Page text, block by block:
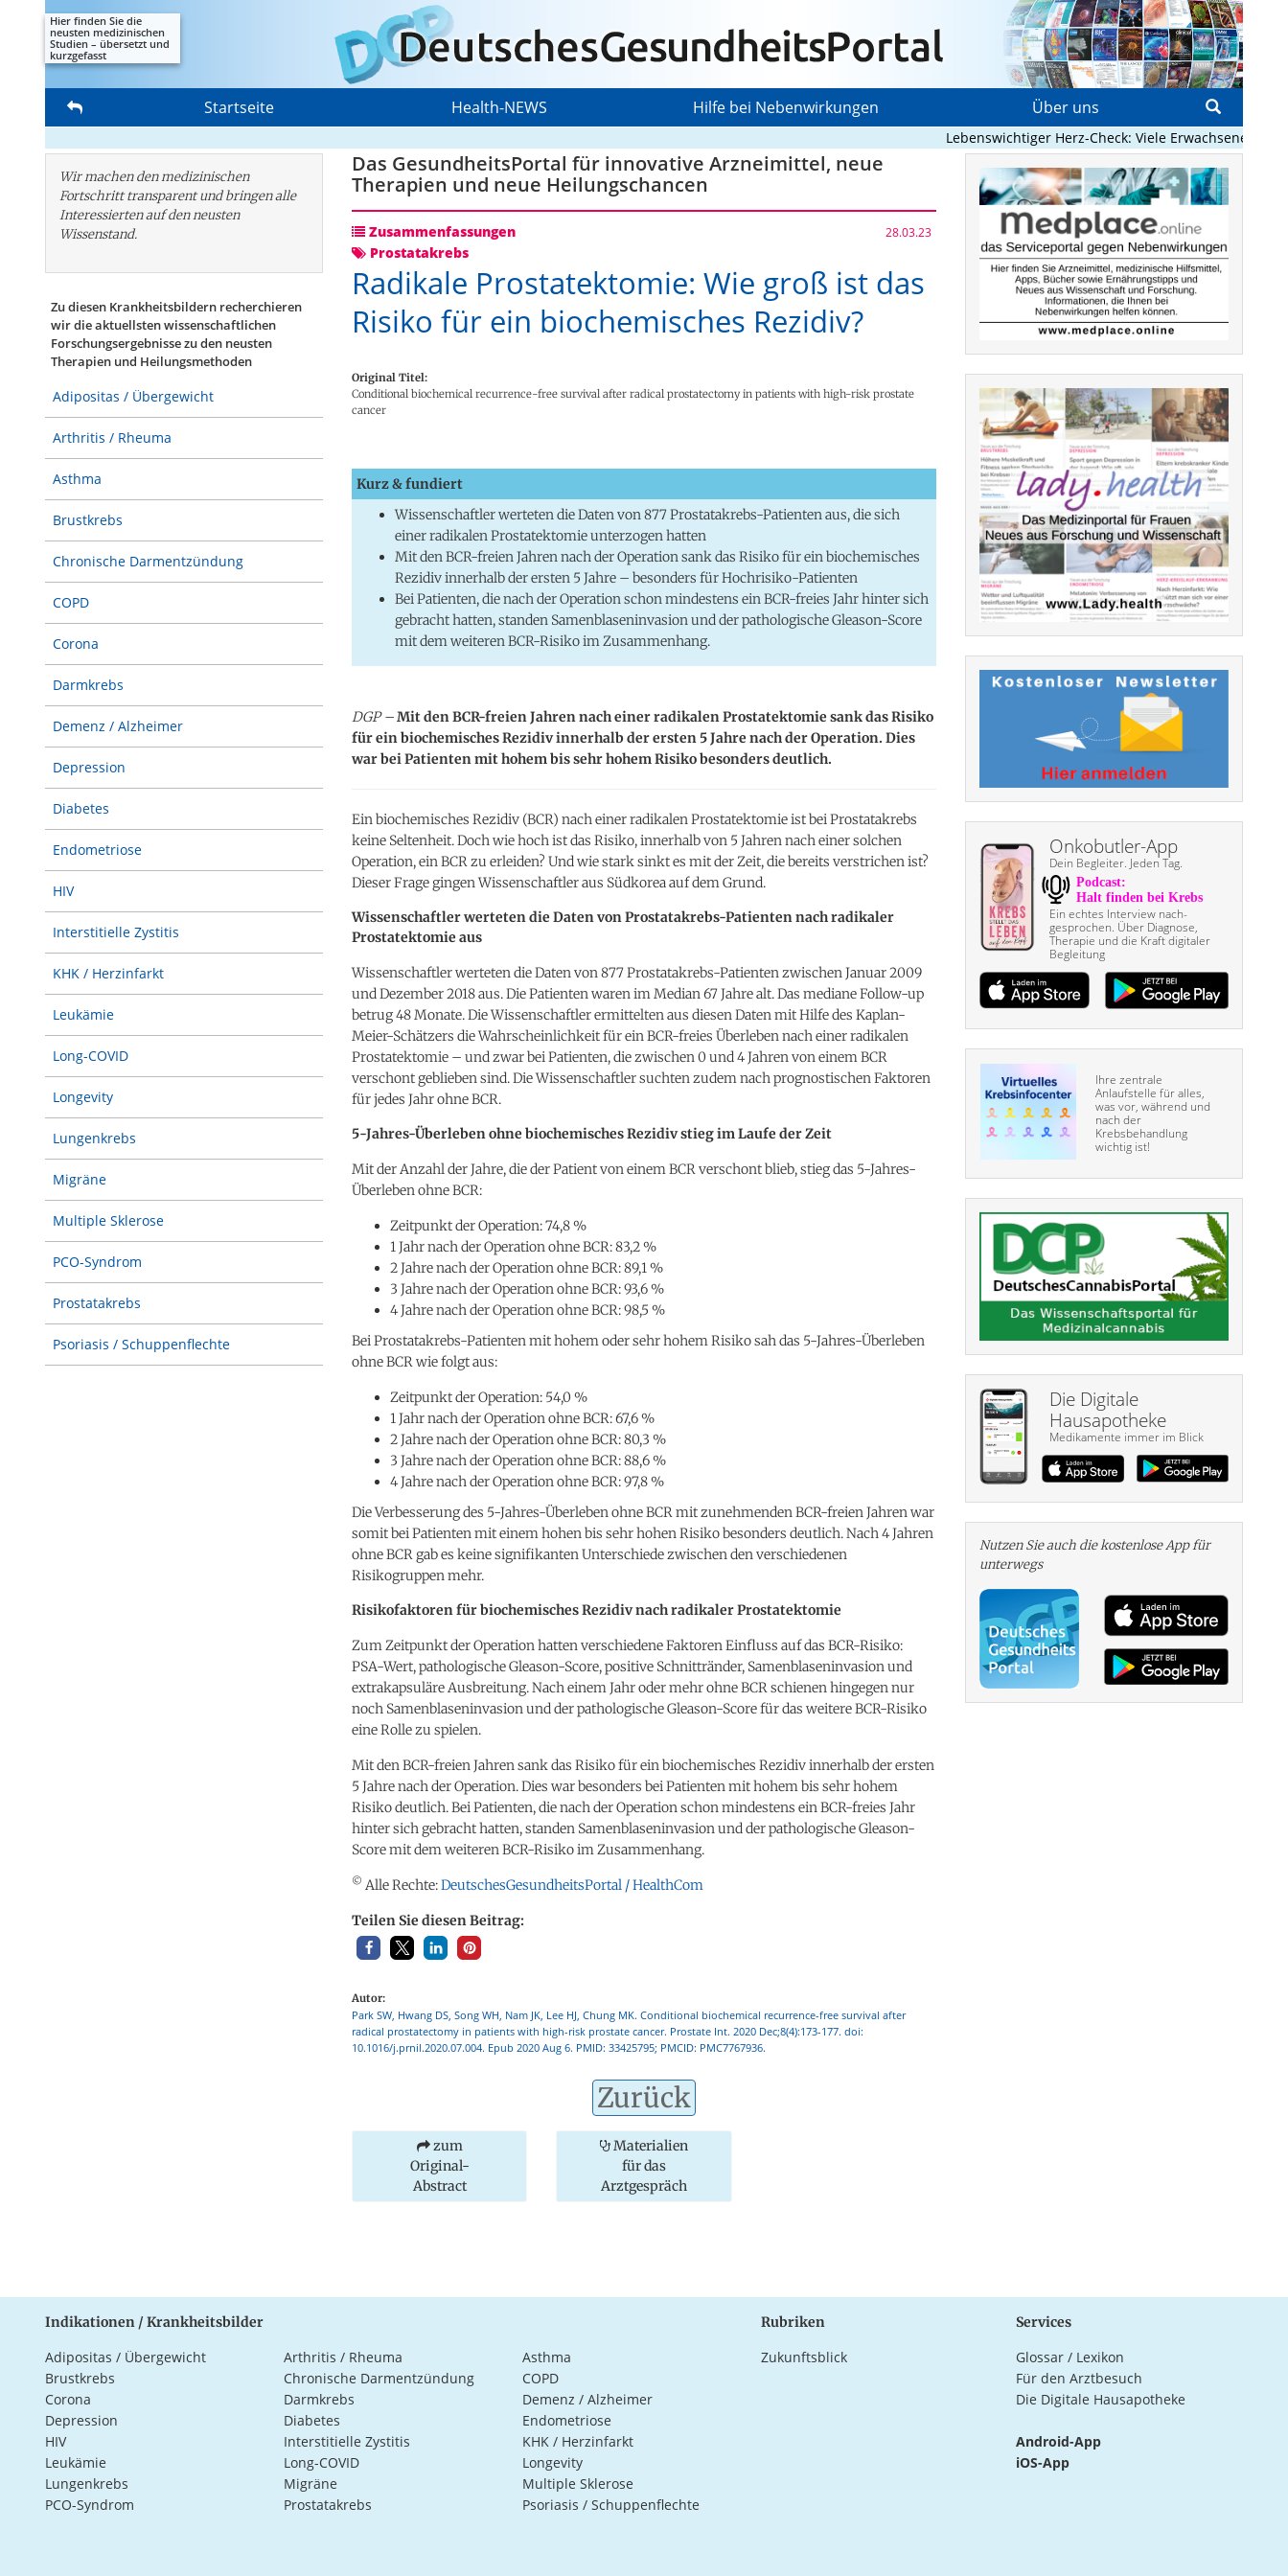
Hier finden Sie die
neusten medizinischen
Studien – übersetzt und
kurzgefasst
Startseite Health-NEWS Hilfe bei Nebenwirkungen Über uns
Lebenswichtiger Herz-Check: Viele Erwachsene mit
Wir machen den medizinischen
Fortschritt transparent und bringen alle
Interessierten auf den neusten
Wissenstand.
Zu diesen Krankheitsbildern recherchieren
wir die aktuellsten wissenschaftlichen
Forschungs­ergebnisse zu den neusten
Therapien und Heilungsmethoden
Adipositas / Übergewicht
Arthritis / Rheuma
Asthma
Brustkrebs
Chronische Darmentzündung
COPD
Corona
Darmkrebs
Demenz / Alzheimer
Depression
Diabetes
Endometriose
HIV
Interstitielle Zystitis
KHK / Herzinfarkt
Leukämie
Long-COVID
Longevity
Lungenkrebs
Migräne
Multiple Sklerose
PCO-Syndrom
Prostatakrebs
Psoriasis / Schuppenflechte
Das GesundheitsPortal für innovative Arzneimittel, neue
Therapien und neue Heilungschancen
Zusammenfassungen 28.03.23
Prostatakrebs
Radikale Prostatektomie: Wie groß ist das
Risiko für ein biochemisches Rezidiv?
Original Titel:
Conditional biochemical recurrence-free survival after radical prostatectomy in patients with high-risk prostate
cancer
Kurz & fundiert
Wissenschaftler werteten die Daten von 877 Prostatakrebs-Patienten aus, die sich
einer radikalen Prostatektomie unterzogen hatten
Mit den BCR-freien Jahren nach der Operation sank das Risiko für ein biochemisches
Rezidiv innerhalb der ersten 5 Jahre – besonders für Hochrisiko-Patienten
Bei Patienten, die nach der Operation schon mindestens ein BCR-freies Jahr hinter sich
gebracht hatten, standen Samenblaseninvasion und der pathologische Gleason-Score
mit dem weiteren BCR-Risiko im Zusammenhang.
DGP –Mit den BCR-freien Jahren nach einer radikalen Prostatektomie sank das Risiko
für ein biochemisches Rezidiv innerhalb der ersten 5 Jahre nach der Operation. Dies
war bei Patienten mit hohem bis sehr hohem Risiko besonders deutlich.
Ein biochemisches Rezidiv (BCR) nach einer radikalen Prostatektomie ist bei Prostatakrebs
keine Seltenheit. Doch wie hoch ist das Risiko, innerhalb von 5 Jahren nach einer solchen
Operation, ein BCR zu erleiden? Und wie stark sinkt es mit der Zeit, die bereits verstrichen ist?
Dieser Frage gingen Wissenschaftler aus Südkorea auf dem Grund.
Wissenschaftler werteten die Daten von Prostatakrebs-Patienten nach radikaler
Prostatektomie aus
Wissenschaftler werteten die Daten von 877 Prostatakrebs-Patienten zwischen Januar 2009
und Dezember 2018 aus. Die Patienten waren im Median 67 Jahre alt. Das mediane Follow-up
betrug 48 Monate. Die Wissenschaftler ermittelten aus diesen Daten mit Hilfe des Kaplan-
Meier-Schätzers die Wahrscheinlichkeit für ein BCR-freies Überleben nach einer radikalen
Prostatektomie – und zwar bei Patienten, die zwischen 0 und 4 Jahren von einem BCR
verschont geblieben sind. Die Wissenschaftler suchten zudem nach prognostischen Faktoren
für jedes Jahr ohne BCR.
5-Jahres-Überleben ohne biochemisches Rezidiv stieg im Laufe der Zeit
Mit der Anzahl der Jahre, die der Patient von einem BCR verschont blieb, stieg das 5-Jahres-
Überleben ohne BCR:
Zeitpunkt der Operation: 74,8 %
1 Jahr nach der Operation ohne BCR: 83,2 %
2 Jahre nach der Operation ohne BCR: 89,1 %
3 Jahre nach der Operation ohne BCR: 93,6 %
4 Jahre nach der Operation ohne BCR: 98,5 %
Bei Prostatakrebs-Patienten mit hohem oder sehr hohem Risiko sah das 5-Jahres-Überleben
ohne BCR wie folgt aus:
Zeitpunkt der Operation: 54,0 %
1 Jahr nach der Operation ohne BCR: 67,6 %
2 Jahre nach der Operation ohne BCR: 80,3 %
3 Jahre nach der Operation ohne BCR: 88,6 %
4 Jahre nach der Operation ohne BCR: 97,8 %
Die Verbesserung des 5-Jahres-Überleben ohne BCR mit zunehmenden BCR-freien Jahren war
somit bei Patienten mit einem hohen bis sehr hohen Risiko besonders deutlich. Nach 4 Jahren
ohne BCR gab es keine signifikanten Unterschiede zwischen den verschiedenen
Risikogruppen mehr.
Risikofaktoren für biochemisches Rezidiv nach radikaler Prostatektomie
Zum Zeitpunkt der Operation hatten verschiedene Faktoren Einfluss auf das BCR-Risiko:
PSA-Wert, pathologische Gleason-Score, positive Schnittränder, Samenblaseninvasion und
extrakapsuläre Ausbreitung. Nach einem Jahr oder mehr ohne BCR schienen hingegen nur
noch Samenblaseninvasion und der pathologische Gleason-Score für das weitere BCR-Risiko
eine Rolle zu spielen.
Mit den BCR-freien Jahren sank das Risiko für ein biochemisches Rezidiv innerhalb der ersten
5 Jahre nach der Operation. Dies war besonders bei Patienten mit hohem bis sehr hohem
Risiko deutlich. Bei Patienten, die nach der Operation schon mindestens ein BCR-freies Jahr
hinter sich gebracht hatten, standen Samenblaseninvasion und der pathologische Gleason-
Score mit dem weiteren BCR-Risiko im Zusammenhang.
© Alle Rechte:DeutschesGesundheitsPortal / HealthCom
Teilen Sie diesen Beitrag:
Autor:
Park SW, Hwang DS, Song WH, Nam JK, Lee HJ, Chung MK. Conditional biochemical recurrence-free survival after
radical prostatectomy in patients with high-risk prostate cancer. Prostate Int. 2020 Dec;8(4):173-177. doi:
10.1016/j.prnil.2020.07.004. Epub 2020 Aug 6. PMID: 33425795; PMCID: PMC7767936.
Zurück
zum
Original-
Abstract
Materialien
für das
Arztgespräch
Onkobutler-App
Dein Begleiter. Jeden Tag.
Ein echtes Interview nach­
gesprochen. Über Diagnose,
Therapie und die Kraft digitaler
Begleitung
Ihre zentrale
Anlaufstelle für alles,
was vor, während und
nach der
Krebsbehandlung
wichtig ist!
Die Digitale
Hausapotheke
Medikamente immer im Blick
Nutzen Sie auch die kosten­lose App für
unterwegs
Indikationen / Krankheitsbilder
Adipositas / Übergewicht Arthritis / Rheuma
Asthma
Brustkrebs
Chronische Darmentzündung
COPD
Corona
Darmkrebs
Demenz / Alzheimer
Depression
Diabetes
Endometriose
HIV
Interstitielle Zystitis
KHK / Herzinfarkt
Leukämie
Long-COVID
Longevity
Lungenkrebs
Migräne
Multiple Sklerose
PCO-Syndrom
Prostatakrebs Psoriasis / Schuppenflechte
Rubriken
Zukunftsblick
Services
Glossar / Lexikon
Für den Arztbesuch
Die Digitale Hausapotheke
Android-App
iOS-App